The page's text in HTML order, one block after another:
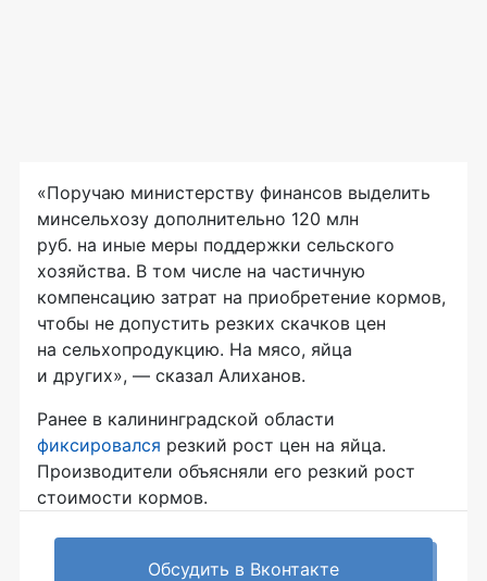
«Поручаю министерству финансов выделить
минсельхозу дополнительно 120 млн
руб. на иные меры поддержки сельского
хозяйства. В том числе на частичную
компенсацию затрат на приобретение кормов,
чтобы не допустить резких скачков цен
на сельхопродукцию. На мясо, яйца
и других», — сказал Алиханов.
Ранее в калининградской области
фиксировался резкий рост цен на яйца.
Производители объясняли его резкий рост
стоимости кормов.
Обсудить в Вконтакте